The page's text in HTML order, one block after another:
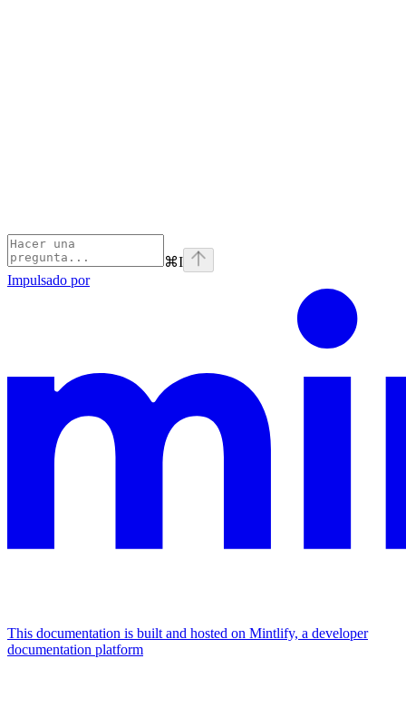
⌘I
Impulsado por
This documentation is built and hosted on Mintlify, a developer
documentation platform